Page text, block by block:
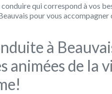
qui correspond à vos
pour vous
à
animées de la